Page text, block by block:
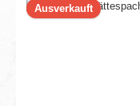
Ausverkauft